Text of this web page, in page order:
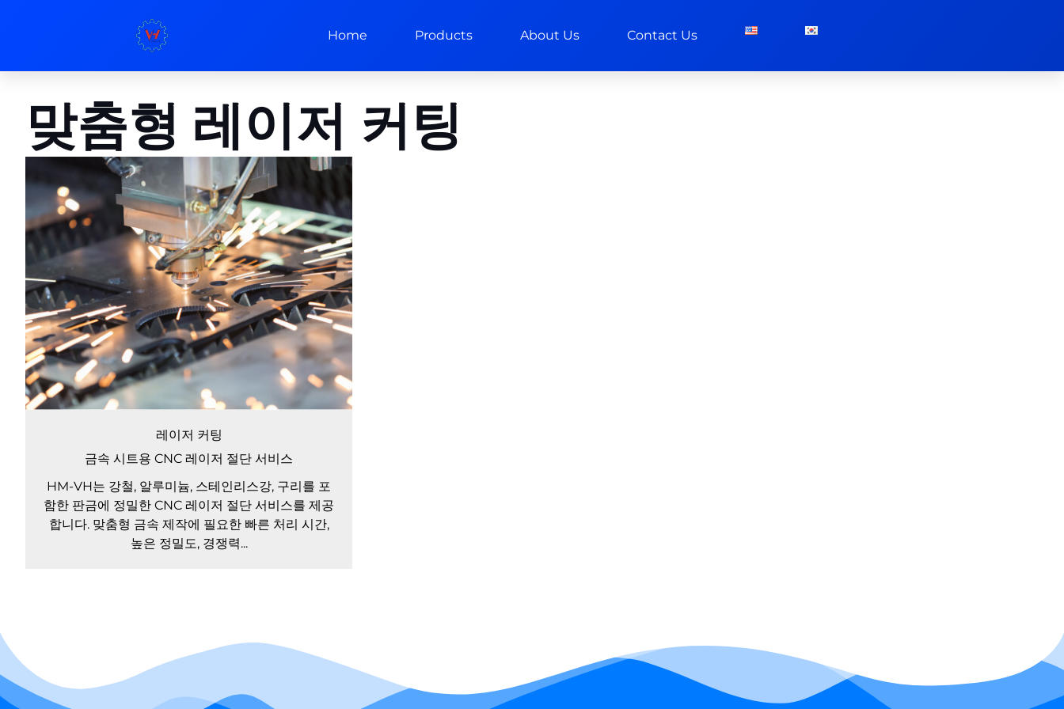
Home Products About Us Contact Us
맞춤형 레이저 커팅
레이저 커팅
금속 시트용 CNC 레이저 절단 서비스
HM-VH는 강철, 알루미늄, 스테인리스강, 구리를 포
함한 판금에 정밀한 CNC 레이저 절단 서비스를 제공
합니다. 맞춤형 금속 제작에 필요한 빠른 처리 시간,
높은 정밀도, 경쟁력...